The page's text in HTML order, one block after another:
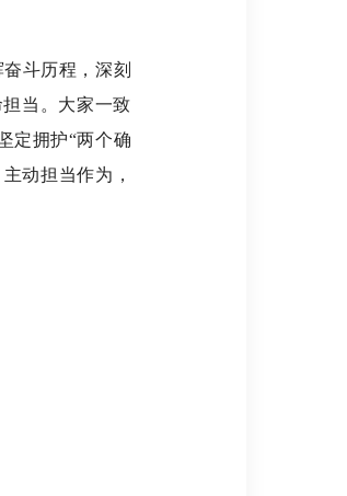
斗历程，深刻
当。大家一致
定拥护“两个确
动担当作为，